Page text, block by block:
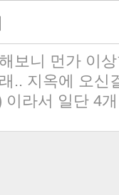
보니 먼가 이
.. 지옥에 오신
이라서 일단 4